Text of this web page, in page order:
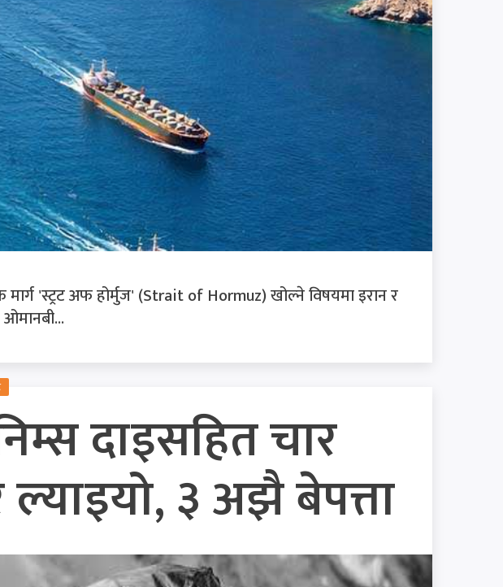
मार्ग 'स्ट्रट अफ होर्मुज' (Strait of Hormuz) खोल्ने विषयमा इरान र
ओमानबी...
दाइसहित चार
३ अझै बेपत्ता